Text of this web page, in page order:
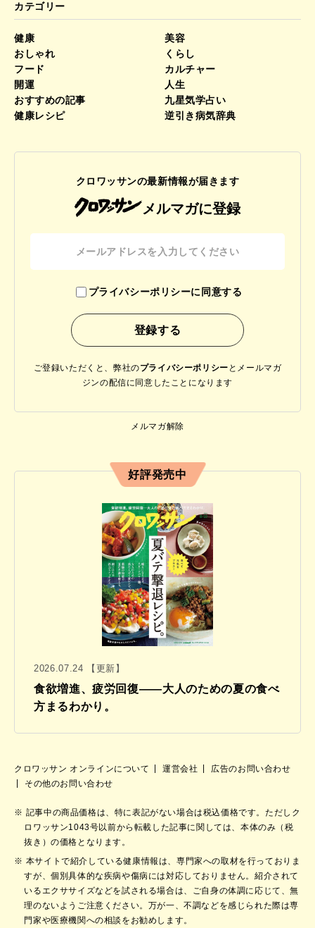
カテゴリー
健康
美容
おしゃれ
くらし
フード
カルチャー
開運
人生
おすすめの記事
九星気学占い
健康レシピ
逆引き病気辞典
クロワッサンの最新情報が届きます
メルマガに登録
プライバシーポリシーに同意する
ご登録いただくと、弊社のプライバシーポリシー と メールマガ
ジンの配信に同意したことになります
メルマガ解除
好評発売中
2026.07.24 【更新】
食欲増進、疲労回復——大人のための夏の食べ
方まるわかり。
クロワッサン オンラインについて 運営会社
広告のお問い合わせ
その他のお問い合わせ
記事中の商品価格は、特に表記がない場合は税込価格です。ただしク
ロワッサン1043号以前から転載した記事に関しては、本体のみ（税
抜き）の価格となります。
本サイトで紹介している健康情報は、専門家への取材を行っておりま
すが、個別具体的な疾病や傷病には対応しておりません。紹介されて
いるエクササイズなどを試される場合は、ご自身の体調に応じて、無
理のないようご注意ください。万が一、不調などを感じられた際は専
門家や医療機関への相談をお勧めします。